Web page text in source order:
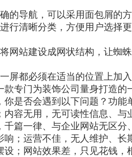
的导航，可以采用面包屑的
行清晰分类，方便用户选择
网站建设成网状结构，让蜘
屏都必须在适当的位置上加
款专门为装饰公司量身打造的
是否会遇到以下问题？功
容无用，无可读性信息、
千篇一律、与企业网站无区
；运营不佳，无人维护、
；网站效果差，只见花钱，